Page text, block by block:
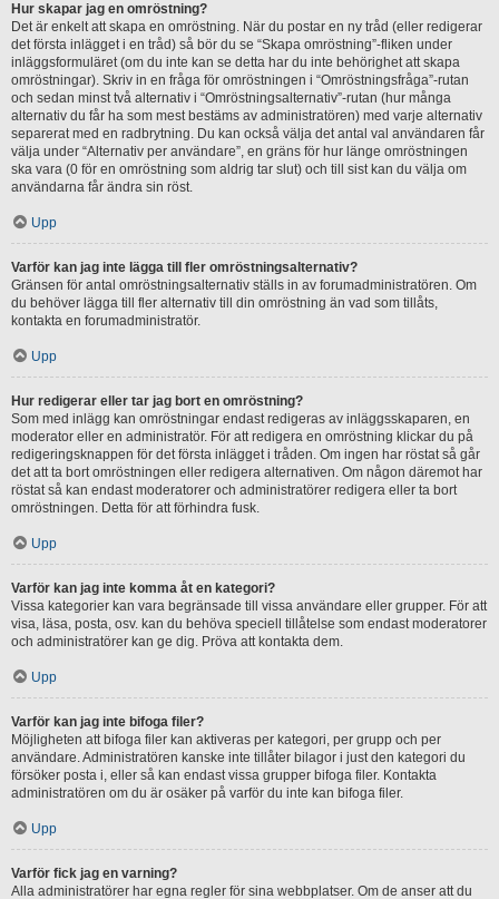
Hur skapar jag en omröstning?
Det är enkelt att skapa en omröstning. När du postar en ny tråd (eller redigerar
det första inlägget i en tråd) så bör du se “Skapa omröstning”-fliken under
inläggsformuläret (om du inte kan se detta har du inte behörighet att skapa
omröstningar). Skriv in en fråga för omröstningen i “Omröstningsfråga”-rutan
och sedan minst två alternativ i “Omröstningsalternativ”-rutan (hur många
alternativ du får ha som mest bestäms av administratören) med varje alternativ
separerat med en radbrytning. Du kan också välja det antal val användaren får
välja under “Alternativ per användare”, en gräns för hur länge omröstningen
ska vara (0 för en omröstning som aldrig tar slut) och till sist kan du välja om
användarna får ändra sin röst.
Upp
Varför kan jag inte lägga till fler omröstningsalternativ?
Gränsen för antal omröstningsalternativ ställs in av forumadministratören. Om
du behöver lägga till fler alternativ till din omröstning än vad som tillåts,
kontakta en forumadministratör.
Upp
Hur redigerar eller tar jag bort en omröstning?
Som med inlägg kan omröstningar endast redigeras av inläggsskaparen, en
moderator eller en administratör. För att redigera en omröstning klickar du på
redigeringsknappen för det första inlägget i tråden. Om ingen har röstat så går
det att ta bort omröstningen eller redigera alternativen. Om någon däremot har
röstat så kan endast moderatorer och administratörer redigera eller ta bort
omröstningen. Detta för att förhindra fusk.
Upp
Varför kan jag inte komma åt en kategori?
Vissa kategorier kan vara begränsade till vissa användare eller grupper. För att
visa, läsa, posta, osv. kan du behöva speciell tillåtelse som endast moderatorer
och administratörer kan ge dig. Pröva att kontakta dem.
Upp
Varför kan jag inte bifoga filer?
Möjligheten att bifoga filer kan aktiveras per kategori, per grupp och per
användare. Administratören kanske inte tillåter bilagor i just den kategori du
försöker posta i, eller så kan endast vissa grupper bifoga filer. Kontakta
administratören om du är osäker på varför du inte kan bifoga filer.
Upp
Varför fick jag en varning?
Alla administratörer har egna regler för sina webbplatser. Om de anser att du